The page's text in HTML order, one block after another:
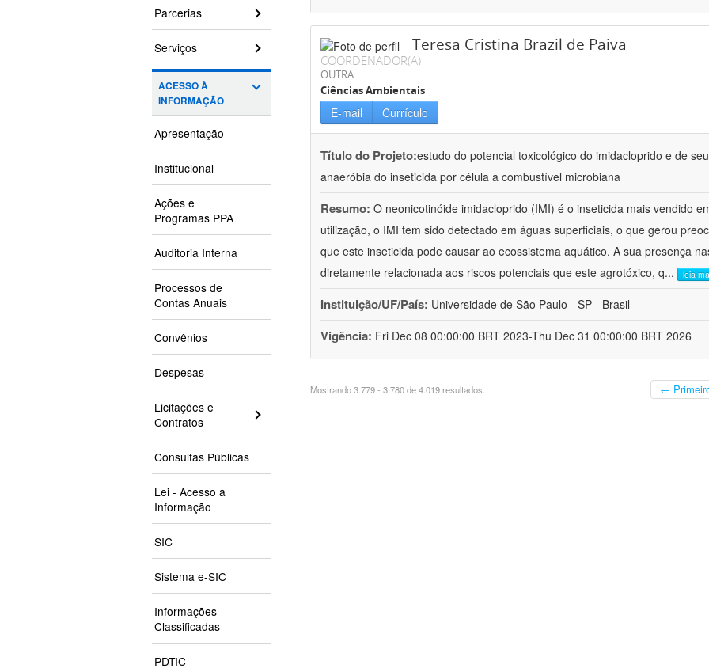
Parcerias
Serviços
ACESSO À
INFORMAÇÃO
Apresentação
Institucional
Ações e
Programas PPA
Auditoria Interna
Processos de
Contas Anuais
Convênios
Despesas
Licitações e
Contratos
Consultas Públicas
Lei - Acesso a
Informação
SIC
Sistema e-SIC
Informações
Classificadas
PDTIC
Teresa Cristina Brazil de Paiva
COORDENADOR(A)
OUTRA
Ciências Ambientais
E-mail Currículo
Título do Projeto:estudo do potencial toxicológico do imidacloprido e de
anaeróbia do inseticida por célula a combustível microbiana
Resumo: O neonicotinóide imidacloprido (IMI) é o inseticida mais vendido
utilização, o IMI tem sido detectado em águas superficiais, o que gerou
que este inseticida pode causar ao ecossistema aquático. A sua presença
diretamente relacionada aos riscos potenciais que este agrotóxico, q... leia
Instituição/UF/País: Universidade de São Paulo - SP - Brasil
Vigência: Fri Dec 08 00:00:00 BRT 2023-Thu Dec 31 00:00:00 BRT 2026
Mostrando 3.779 - 3.780 de 4.019 resultados. ←